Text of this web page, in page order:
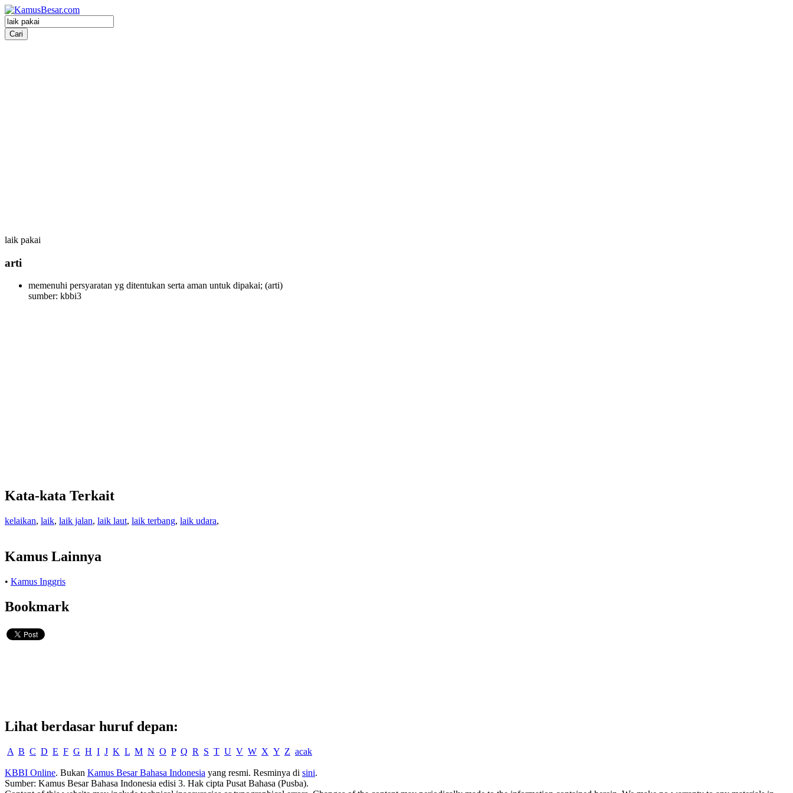
laik pakai
arti
memenuhi persyaratan yg ditentukan serta aman untuk dipakai; (arti)
sumber: kbbi3
Kata-kata Terkait
kelaikan, laik, laik jalan, laik laut, laik terbang, laik udara,
Kamus Lainnya
• Kamus Inggris
Bookmark
Lihat berdasar huruf depan:
A B C D E F G H I J K L M N O P Q R S T U V W X Y Z acak
KBBI Online. Bukan Kamus Besar Bahasa Indonesia yang resmi. Resminya di sini.
Sumber: Kamus Besar Bahasa Indonesia edisi 3. Hak cipta Pusat Bahasa (Pusba).